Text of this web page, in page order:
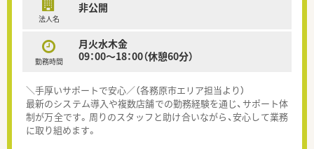
法人名
非公開
勤務時間
月火水木金
09：00～18：00（休憩60分）
＼手厚いサポートで安心／（各務原市エリア担当より）
最新のシステム導入や複数店舗での勤務経験を通じ、サポート体
制が万全です。周りのスタッフと助け合いながら、安心して業務
に取り組めます。